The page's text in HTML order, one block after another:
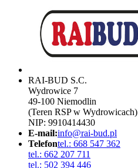
RAI-BUD S.C.
Wydrowice 7
49-100 Niemodlin
(Teren RSP w Wydrowicach)
NIP: 9910414430
E-mail:info@rai-bud.pl
Telefontel.: 668 547 362
tel.: 662 207 711
tel.: 502 394 446